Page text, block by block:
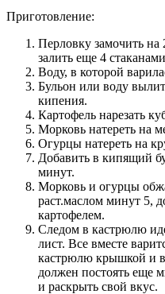
Приготовление:
Перловку замочить на
залить еще 4
Воду, в которой
Бульон или воду
кипения.
Картофель нарезать
Морковь натереть на
Огурцы натереть на
Добавить в кипящий
минут.
Морковь и огурцы
раст.маслом минут 5,
картофелем.
Следом в кастрюлю
лист. Все вместе
кастрюлю крышкой и
должен постоять еще
и раскрыть свой вкус.